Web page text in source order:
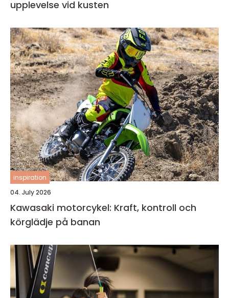
upplevelse vid kusten
inspiration
04. July 2026
Kawasaki motorcykel: Kraft, kontroll och
körglädje på banan